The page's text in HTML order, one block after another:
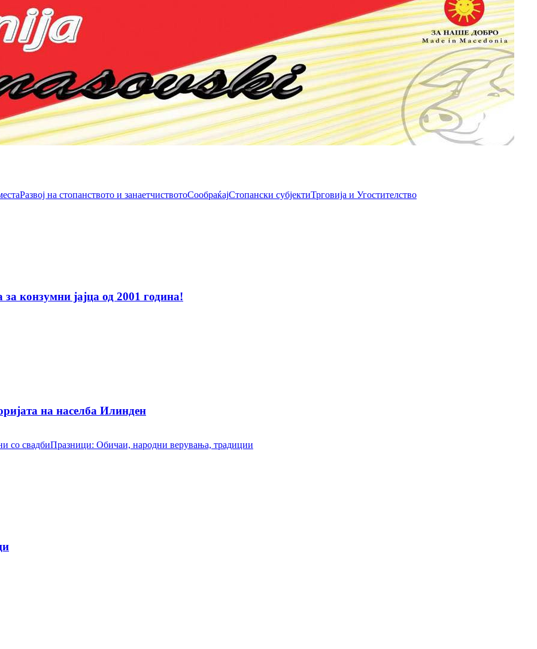
Развој на стопанството и занаетчиствотоСообраќајСтопански субјектиТрговија и Угостителство
конзумни јајца од 2001 година!
на населба Илинден
со свадбиПразници: Обичаи, народни верувања, традиции